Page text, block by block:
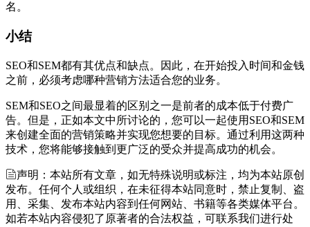
名。
小结
SEO和SEM都有其优点和缺点。因此，在开始投入时间和金钱
之前，必须考虑哪种营销方法适合您的业务。
SEM和SEO之间最显着的区别之一是前者的成本低于付费广
告。但是，正如本文中所讨论的，您可以一起使用SEO和SEM
来创建全面的营销策略并实现您想要的目标。通过利用这两种
技术，您将能够接触到更广泛的受众并提高成功的机会。
声明：本站所有文章，如无特殊说明或标注，均为本站原创
发布。任何个人或组织，在未征得本站同意时，禁止复制、盗
用、采集、发布本站内容到任何网站、书籍等各类媒体平台。
如若本站内容侵犯了原著者的合法权益，可联系我们进行处